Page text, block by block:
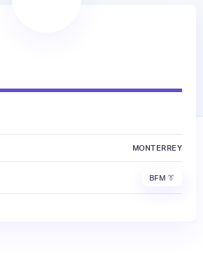
MONTERREY
BFM 👔